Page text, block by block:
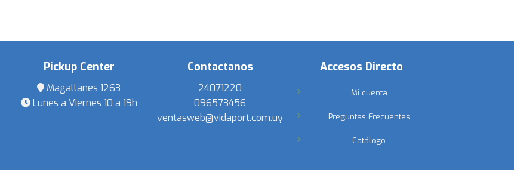
Pickup Center
Magallanes 1263
Lunes a Viernes 10 a 19h
Contactanos
24071220
096573456
ventasweb@vidaport.com.uy
Accesos Directo
Mi cuenta
Preguntas Frecuentes
Catálogo